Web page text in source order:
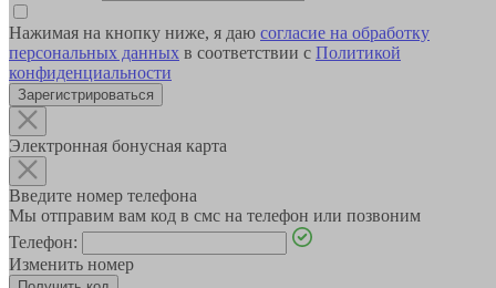
Нажимая на кнопку ниже, я даю согласие на обработку
персональных данных в соответствии с Политикой
конфиденциальности
Зарегистрироваться
Электронная бонусная карта
Введите номер телефона
Мы отправим вам код в смс на телефон или позвоним
Телефон:
Изменить номер